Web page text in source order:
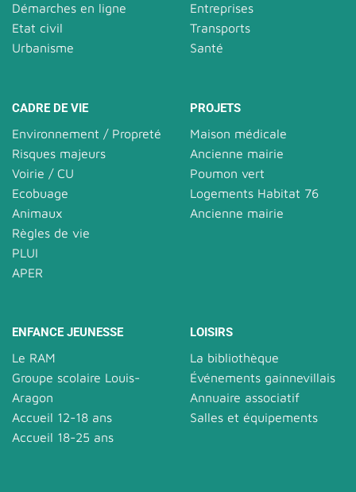
Démarches en ligne
Etat civil
Urbanisme
Entreprises
Transports
Santé
CADRE DE VIE
Environnement / Propreté
Risques majeurs
Voirie / CU
Ecobuage
Animaux
Règles de vie
PLUI
APER
PROJETS
Maison médicale
Ancienne mairie
Poumon vert
Logements Habitat 76
Ancienne mairie
ENFANCE JEUNESSE
Le RAM
Groupe scolaire Louis-
Aragon
Accueil 12-18 ans
Accueil 18-25 ans
LOISIRS
La bibliothèque
Événements gainnevillais
Annuaire associatif
Salles et équipements